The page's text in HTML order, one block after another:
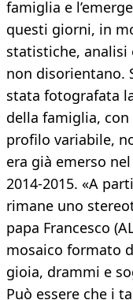
famiglia e
questi giorni, in
statistiche, analisi
non disorientano.
stata fotografata
della famiglia, con
profilo variabile,
era già emerso
2014-2015. «A
rimane uno
papa Francesco
mosaico formato
gioia, drammi e
Può essere che i